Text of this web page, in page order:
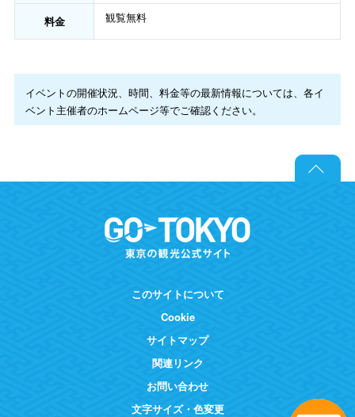
料金 観覧無料
イベントの開催状況、時間、料金等の最新情報については、各イ
ベント主催者のホームページ等でご確認ください。
このサイトについて
Cookie
サイトマップ
関連リンク
お問い合わせ
文字サイズ・色変更